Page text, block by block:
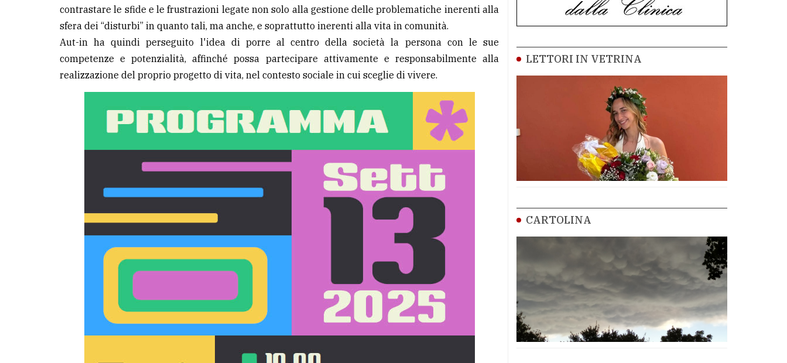
contrastare le sfide e le frustrazioni legate non solo alla gestione delle problematiche inerenti alla
sfera dei “disturbi” in quanto tali, ma anche, e soprattutto inerenti alla vita in comunità.
Aut-in ha quindi perseguito l'idea di porre al centro della società la persona con le sue
competenze e potenzialità, affinché possa partecipare attivamente e responsabilmente alla
realizzazione del proprio progetto di vita, nel contesto sociale in cui sceglie di vivere.
LETTORI IN VETRINA
CARTOLINA